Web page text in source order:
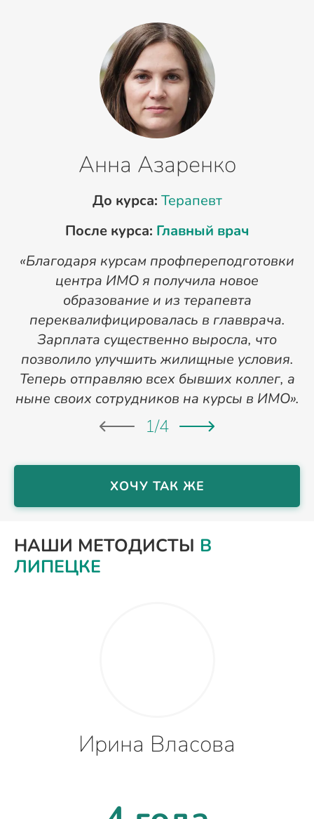
Анна Азаренко
До курса: Терапевт
После курса: Главный врач
«Благодаря курсам профпереподготовки
центра ИМО я получила новое
образование и из терапевта
переквалифицировалась в главврача.
Зарплата существенно выросла, что
позволило улучшить жилищные условия.
Теперь отправляю всех бывших коллег, а
ныне своих сотрудников на курсы в ИМО».
1/4
ХОЧУ ТАК ЖЕ
НАШИ МЕТОДИСТЫ В
ЛИПЕЦКЕ
Ирина Власова